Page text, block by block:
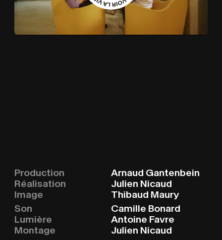
Production
Arnaud Gantenbein
Réalisation
Julien Nicaud
Image
Thibaud Maury
Son
Camille Bonard
Lumière
Antoine Favre
Montage
Julien Nicaud